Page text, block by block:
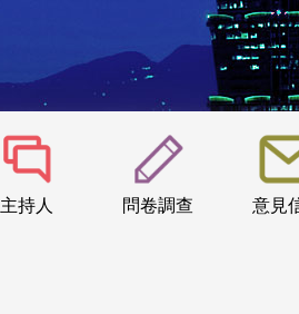
主持人 問卷調查 意見
:::